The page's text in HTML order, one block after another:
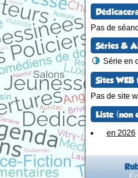
Pas de
Séries &
Série en
Sites
Pas de site
Liste (non
en 2026